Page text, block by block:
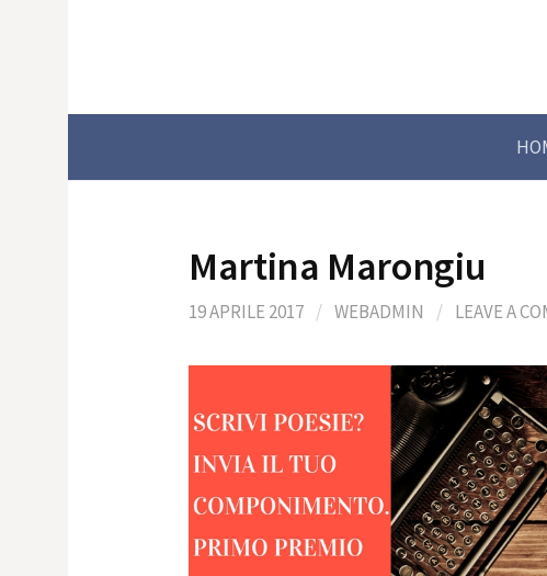
Martina Marongiu
19 APRILE 2017 / WEBADMIN / LEAVE A